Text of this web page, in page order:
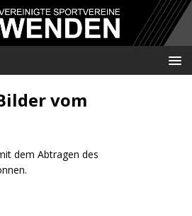
vom
dem Abtragen des